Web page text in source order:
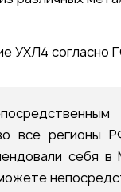
УХЛ4 согласно
все регионы
себя